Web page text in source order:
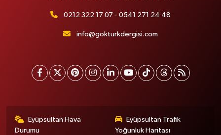
0212 322 17 07 - 0541 271 24 48
info@gokturkdergisi.com
Eyüpsultan Hava
Durumu
Eyüpsultan Trafik
Yoğunluk Haritası